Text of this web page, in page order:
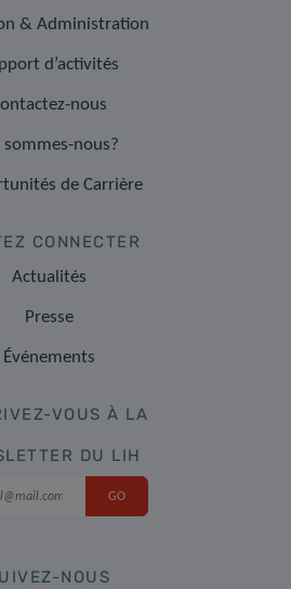
& Administration
d’activités
nous
sommes-nous?
de Carrière
CONNECTER
Actualités
Presse
Événements
VOUS À LA
DU LIH
NOUS